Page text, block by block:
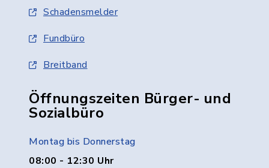
Schadensmelder
Fundbüro
Breitband
Öffnungszeiten Bürger- und
Sozialbüro
Montag bis Donnerstag
08:00 - 12:30 Uhr